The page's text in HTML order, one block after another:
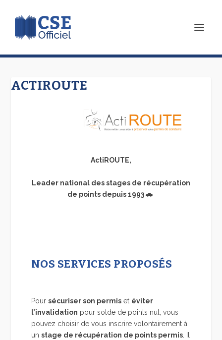
ACTIROUTE
ActiROUTE,
Leader national des stages de récupération
de points depuis 1993 🚗
NOS SERVICES PROPOSÉS
Pour sécuriser son permiset éviter
l’invalidation pour solde de points nul, vous
pouvez choisir de vous inscrire volontairement à
un stage de récupération de points permis. Il